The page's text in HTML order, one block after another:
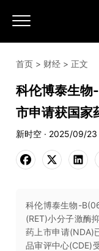
首页 > 财经 > 正文
科伦博泰生
市申请获国家
新时空 · 2025/09/23
科伦博泰生物-
(RET)小分子激酶
药上市申请(NDA)
品审评中心(CDE)